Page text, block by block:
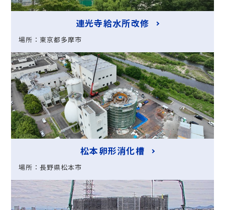
連光寺給水所改修
場所：東京都多摩市
松本卵形消化槽
場所：長野県松本市